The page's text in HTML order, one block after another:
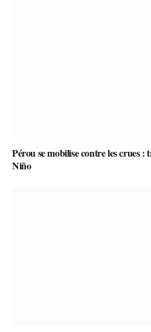
Pérou se mobilise contre les crues :
Niño